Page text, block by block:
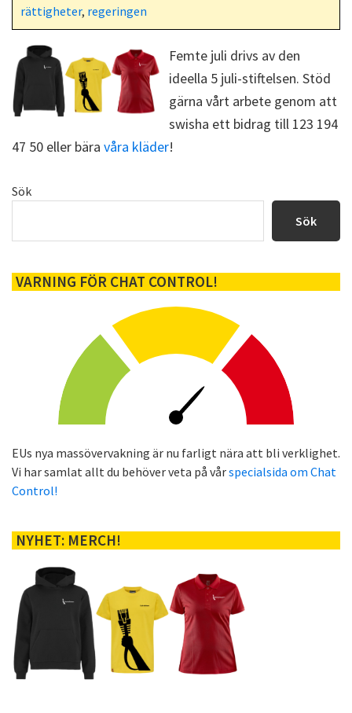
)
rättigheter, regeringen
Femte juli drivs av den
ideella 5 juli-stiftelsen. Stöd
gärna vårt arbete genom att
swisha ett bidrag till 123 194
47 50 eller bära våra kläder!
Primärt
Sök
Sök
VARNING FÖR CHAT CONTROL!
EUs nya massövervakning är nu farligt nära att bli verklighet.
Vi har samlat allt du behöver veta på vårspecialsida om Chat
Control!
NYHET: MERCH!